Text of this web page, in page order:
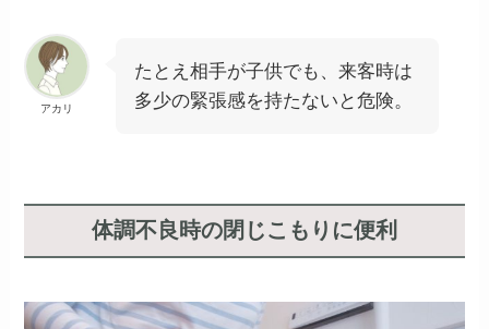
アカリ
たとえ相手が子供でも、来客時は
多少の緊張感を持たないと危険。
体調不良時の閉じこもりに便利